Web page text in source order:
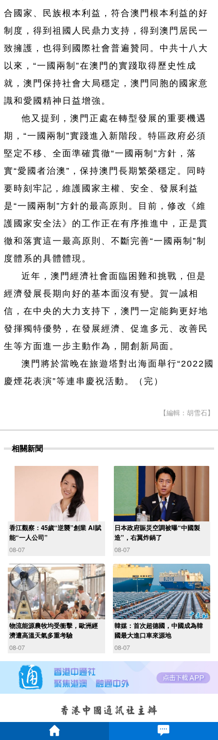
合國家、民族根本利益，符合澳門根本利益的好
制度，得到祖國人民鼎力支持，得到澳門居民一
致擁護，也得到國際社會普遍贊同。中共十八大
以來，“一國兩制”在澳門的實踐取得歷史性成
就，澳門保持社會大局穩定，澳門同胞的國家意
識和愛國精神日益增強。
他又提到，澳門正處在轉型發展的重要機遇
期，“一國兩制”實踐進入新階段。特區政府必須
堅定不移、全面準確貫徹“一國兩制”方針，落
實“愛國者治澳”，保持澳門長期繁榮穩定。同時
要時刻牢記，維護國家主權、安全、發展利益
是“一國兩制”方針的最高原則。目前，修改《維
護國家安全法》的工作正在有序推進中，正是貫
徹和落實這一最高原則、不斷完善“一國兩制”制
度體系的具體體現。
近年，澳門經濟社會面臨困難和挑戰，但是
經濟發展長期向好的基本面沒有變。賀一誠相
信，在中央的大力支持下，澳門一定能夠更好地
發揮獨特優勢，在發展經濟、促進多元、改善民
生等方面進一步主動作為，開創新局面。
澳門將於當晚在旅遊塔對出海面舉行“2022國
慶煙花表演”等連串慶祝活動。（完）
【編輯：胡雪石】
相關新聞
香江觀察：45歲“逆襲”創業 AI賦
能“一人公司”
08-07
日本政府賑災空調被曝“中國製
造”，右翼炸鍋了
08-07
物流能源農牧均受衝擊，歐洲經
濟遭高溫天氣多重考驗
08-07
韓媒：首次超德國，中國成為韓
國最大進口車來源地
08-07